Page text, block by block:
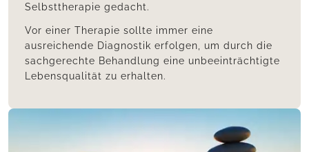
Selbsttherapie gedacht.
Vor einer Therapie sollte immer eine
ausreichende Diagnostik erfolgen, um durch die
sachgerechte Behandlung eine unbeeinträchtigte
Lebensqualität zu erhalten.